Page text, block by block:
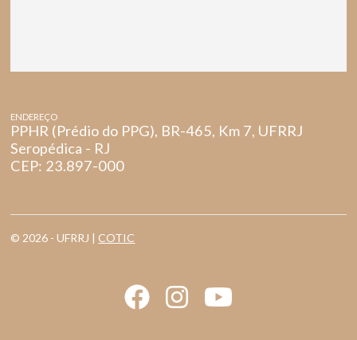
ENDEREÇO
PPHR (Prédio do PPG), BR-465, Km 7, UFRRJ
Seropédica - RJ
CEP: 23.897-000
© 2026 - UFRRJ |COTIC